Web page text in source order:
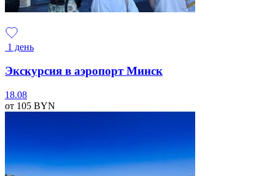
1 день
Экскурсия в аэропорт Минск
18.08
от 105 BYN